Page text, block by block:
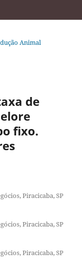
Animal
de
fixo.
Piracicaba, SP
Piracicaba, SP
Piracicaba, SP